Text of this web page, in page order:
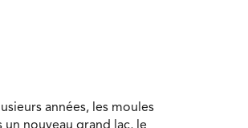
années, les moules
nouveau grand lac, le